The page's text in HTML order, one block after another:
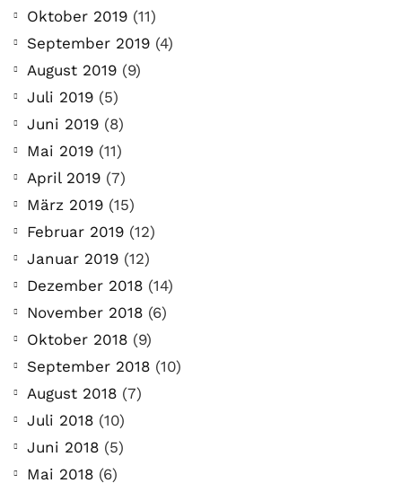
Oktober 2019 (11)
September 2019 (4)
August 2019 (9)
Juli 2019 (5)
Juni 2019 (8)
Mai 2019 (11)
April 2019 (7)
März 2019 (15)
Februar 2019 (12)
Januar 2019 (12)
Dezember 2018 (14)
November 2018 (6)
Oktober 2018 (9)
September 2018 (10)
August 2018 (7)
Juli 2018 (10)
Juni 2018 (5)
Mai 2018 (6)